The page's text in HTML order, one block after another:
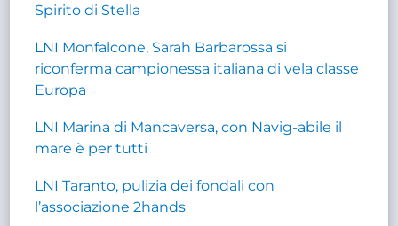
Spirito di Stella
LNI Monfalcone, Sarah Barbarossa si
riconferma campionessa italiana di vela classe
Europa
LNI Marina di Mancaversa, con Navig-abile il
mare è per tutti
LNI Taranto, pulizia dei fondali con
l’associazione 2hands